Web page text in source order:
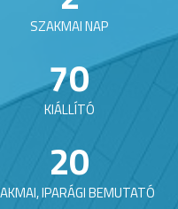
SZAKMAI NAP
70
KIÁLLÍTÓ
20
IPARÁGI BEMUTATÓ